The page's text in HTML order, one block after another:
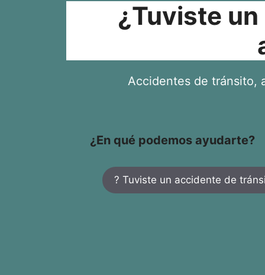
¿Tuviste
Accidentes de tránsito,
¿En qué podemos ayudarte?
? Tuviste un accidente de